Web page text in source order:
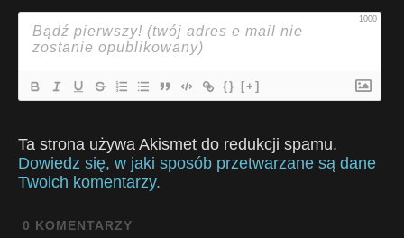
1000
{} [+]
Ta strona używa Akismet do redukcji spamu.
Dowiedz się, w jaki sposób przetwarzane są dane
Twoich komentarzy.
0 KOMENTARZY